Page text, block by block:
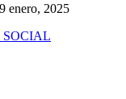
enero, 2025